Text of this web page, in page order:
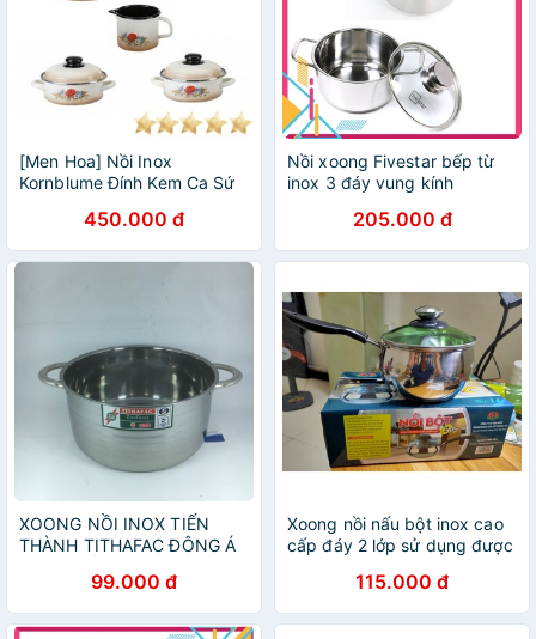
[Men Hoa] Nồi Inox
Kornblume Đính Kem Ca Sứ
Tráng Men, Xoong, Nồi Bếp
Từ Chính Hãng Đức
450.000 đ
Nồi xoong Fivestar bếp từ
inox 3 đáy vung kính
205.000 đ
XOONG NỒI INOX TIẾN
THÀNH TITHAFAC ĐÔNG Á
16=>30CM99.000 đ
Xoong nồi nấu bột inox cao
cấp đáy 2 lớp sử dụng được
115.000 đ